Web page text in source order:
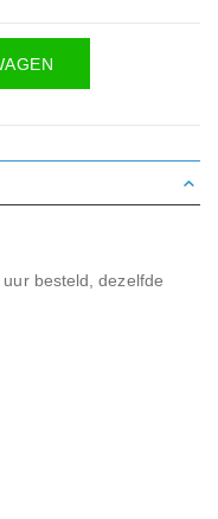
besteld, dezelfde